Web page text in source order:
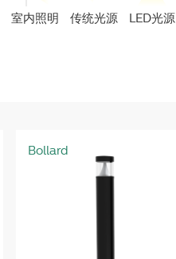
室内照明 传统光源 LED光源
Bollard